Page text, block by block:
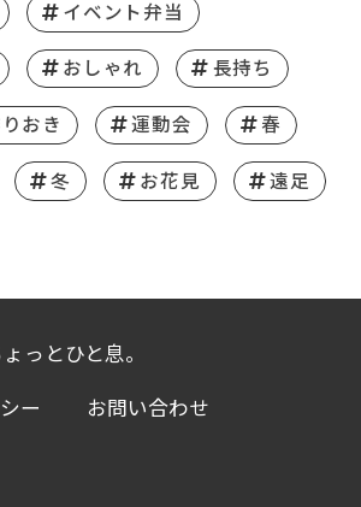
イベント弁当
おしゃれ 長持ち
おき 運動会 春
冬 お花見 遠足
っとひと息。
ー お問い合わせ